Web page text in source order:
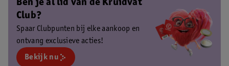
Ben je al lid van de Kruidvat
Club?
Spaar Clubpunten bij elke aankoop en
ontvang exclusieve acties!
Bekijk nu